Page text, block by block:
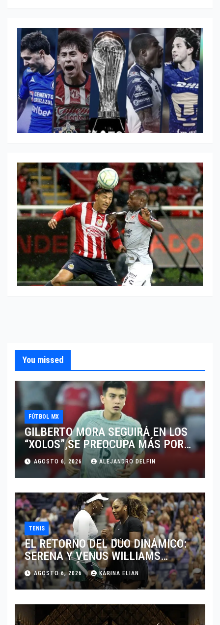
You missed
FÚTBOL MX
GILBERTO MORA SEGUIRÁ EN LOS
“XOLOS”,SE PREOCUPA MÁS POR
JUGAR EN SU EQUIPO.
AGOSTO 6, 2026 ALEJANDRO DELFIN
TENIS
EL RETORNO DEL DÚO DINÁMICO:
SERENA Y VENUS WILLIAMS
DISPUTARÁN LOS DOBLES EN
CINCINNATI 2026
AGOSTO 6, 2026 KARINA ELIAN